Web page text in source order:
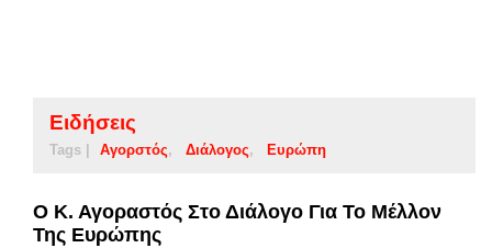
Ειδήσεις
Tags | Αγορστός Διάλογος Ευρώπη
Ο Κ. Αγοραστός Στο Διάλογο Για Το Μέλλον
Της Ευρώπης